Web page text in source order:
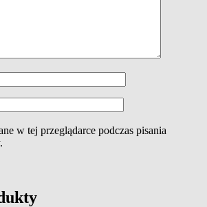
w tej przeglądarce podczas pisania